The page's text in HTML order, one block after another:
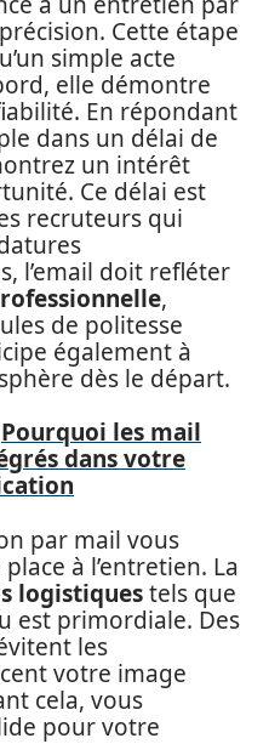
Cette étape
simple acte
elle démontre
En répondant
dans un délai de
un intérêt
Ce délai est
recruteurs qui
l’email doit refléter
,
de politesse
également à
dès le départ.
Pourquoi les mail
dans votre
par mail vous
à l’entretien. La
logistiquestels que
est primordiale. Des
les
votre image
cela, vous
pour votre